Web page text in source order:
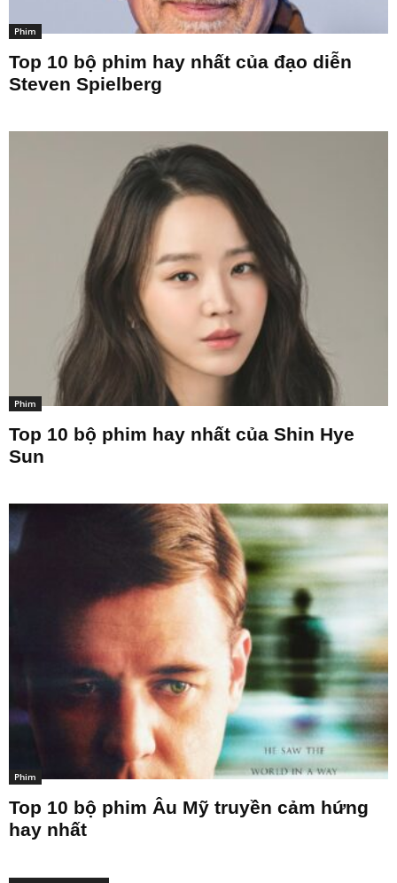
Phim
Top 10 bộ phim hay nhất của đạo diễn
Steven Spielberg
Phim
Top 10 bộ phim hay nhất của Shin Hye
Sun
Phim
Top 10 bộ phim Âu Mỹ truyền cảm hứng
hay nhất